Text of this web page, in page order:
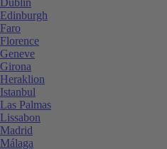
Edinburgh
Faro
Florence
Geneve
Girona
Heraklion
Istanbul
Las Palmas
Lissabon
Madrid
Málaga